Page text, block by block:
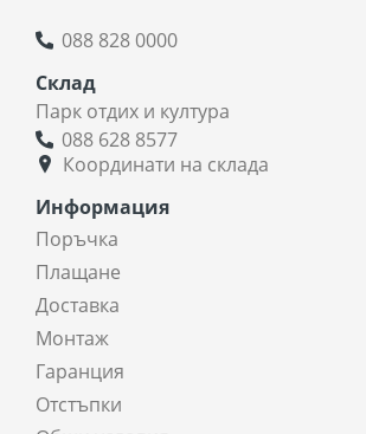
088 828 0000
Склад
Парк отдих и култура
088 628 8577
Координати на склада
Информация
Поръчка
Плащане
Доставка
Монтаж
Гаранция
Отстъпки